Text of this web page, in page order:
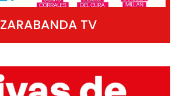
ZARABANDA TV